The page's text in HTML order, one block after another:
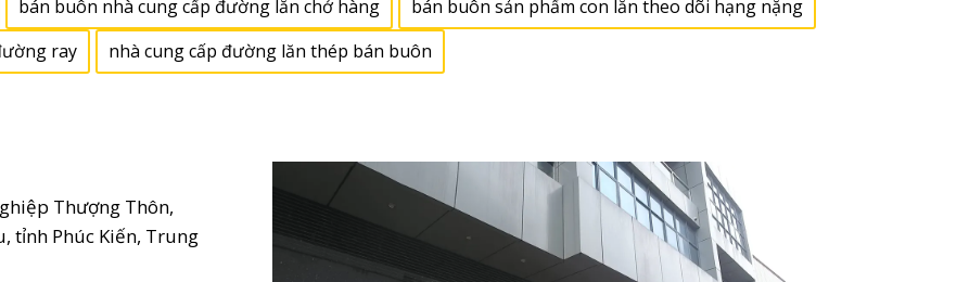
bán buôn nhà cung cấp đường lăn chở hàng
bán buôn sản phẩm con lăn theo dõi hạng nặng
ray
nhà cung cấp đường lăn thép bán buôn
Thượng Thôn,
tỉnh Phúc Kiến, Trung